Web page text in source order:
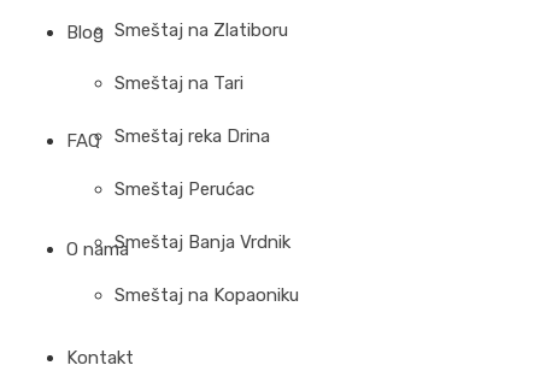
Smeštaj na Zlatiboru
Smeštaj na Tari
Smeštaj reka Drina
Smeštaj Perućac
Smeštaj Banja Vrdnik
Smeštaj na Kopaoniku
Blog
FAQ
O nama
Kontakt